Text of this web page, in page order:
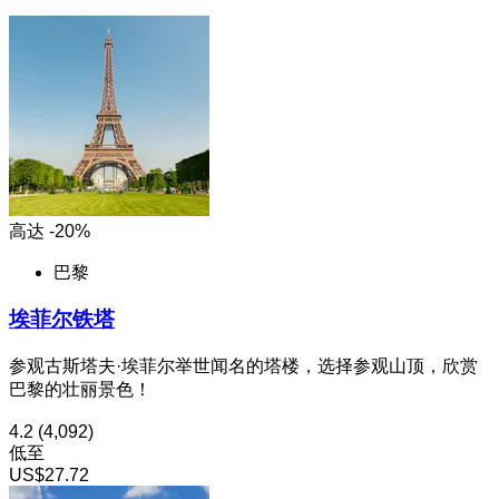
高达 -20%
巴黎
埃菲尔铁塔
参观古斯塔夫·埃菲尔举世闻名的塔楼，选择参观山顶，欣赏
巴黎的壮丽景色！
4.2 (4,092)
低至
US$27.72